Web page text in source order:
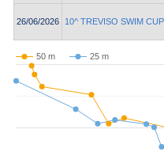
26/06/2026 10^ TREVISO SWIM CUP
50 m 25 m